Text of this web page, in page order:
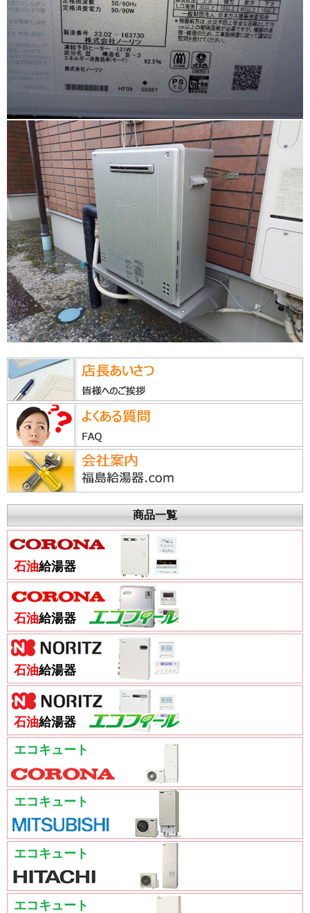
商品一覧
石油給湯器
石油給湯器
石油給湯器
石油給湯器
エコキュート
エコキュート
エコキュート
エコキュート